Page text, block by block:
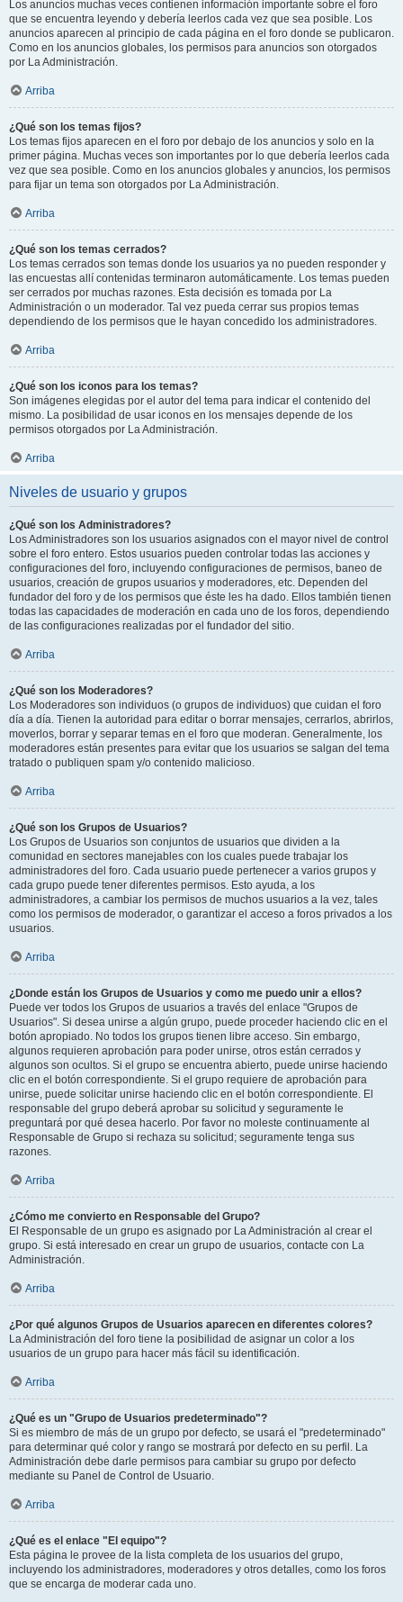
Los anuncios muchas veces contienen información importante sobre el foro
que se encuentra leyendo y debería leerlos cada vez que sea posible. Los
anuncios aparecen al principio de cada página en el foro donde se publicaron.
Como en los anuncios globales, los permisos para anuncios son otorgados
por La Administración.
Arriba
¿Qué son los temas fijos?
Los temas fijos aparecen en el foro por debajo de los anuncios y solo en la
primer página. Muchas veces son importantes por lo que debería leerlos cada
vez que sea posible. Como en los anuncios globales y anuncios, los permisos
para fijar un tema son otorgados por La Administración.
Arriba
¿Qué son los temas cerrados?
Los temas cerrados son temas donde los usuarios ya no pueden responder y
las encuestas allí contenidas terminaron automáticamente. Los temas pueden
ser cerrados por muchas razones. Esta decisión es tomada por La
Administración o un moderador. Tal vez pueda cerrar sus propios temas
dependiendo de los permisos que le hayan concedido los administradores.
Arriba
¿Qué son los iconos para los temas?
Son imágenes elegidas por el autor del tema para indicar el contenido del
mismo. La posibilidad de usar iconos en los mensajes depende de los
permisos otorgados por La Administración.
Arriba
Niveles de usuario y grupos
¿Qué son los Administradores?
Los Administradores son los usuarios asignados con el mayor nivel de control
sobre el foro entero. Estos usuarios pueden controlar todas las acciones y
configuraciones del foro, incluyendo configuraciones de permisos, baneo de
usuarios, creación de grupos usuarios y moderadores, etc. Dependen del
fundador del foro y de los permisos que éste les ha dado. Ellos también tienen
todas las capacidades de moderación en cada uno de los foros, dependiendo
de las configuraciones realizadas por el fundador del sitio.
Arriba
¿Qué son los Moderadores?
Los Moderadores son individuos (o grupos de individuos) que cuidan el foro
día a día. Tienen la autoridad para editar o borrar mensajes, cerrarlos, abrirlos,
moverlos, borrar y separar temas en el foro que moderan. Generalmente, los
moderadores están presentes para evitar que los usuarios se salgan del tema
tratado o publiquen spam y/o contenido malicioso.
Arriba
¿Qué son los Grupos de Usuarios?
Los Grupos de Usuarios son conjuntos de usuarios que dividen a la
comunidad en sectores manejables con los cuales puede trabajar los
administradores del foro. Cada usuario puede pertenecer a varios grupos y
cada grupo puede tener diferentes permisos. Esto ayuda, a los
administradores, a cambiar los permisos de muchos usuarios a la vez, tales
como los permisos de moderador, o garantizar el acceso a foros privados a los
usuarios.
Arriba
¿Donde están los Grupos de Usuarios y como me puedo unir a ellos?
Puede ver todos los Grupos de usuarios a través del enlace "Grupos de
Usuarios". Si desea unirse a algún grupo, puede proceder haciendo clic en el
botón apropiado. No todos los grupos tienen libre acceso. Sin embargo,
algunos requieren aprobación para poder unirse, otros están cerrados y
algunos son ocultos. Si el grupo se encuentra abierto, puede unirse haciendo
clic en el botón correspondiente. Si el grupo requiere de aprobación para
unirse, puede solicitar unirse haciendo clic en el botón correspondiente. El
responsable del grupo deberá aprobar su solicitud y seguramente le
preguntará por qué desea hacerlo. Por favor no moleste continuamente al
Responsable de Grupo si rechaza su solicitud; seguramente tenga sus
razones.
Arriba
¿Cómo me convierto en Responsable del Grupo?
El Responsable de un grupo es asignado por La Administración al crear el
grupo. Si está interesado en crear un grupo de usuarios, contacte con La
Administración.
Arriba
¿Por qué algunos Grupos de Usuarios aparecen en diferentes colores?
La Administración del foro tiene la posibilidad de asignar un color a los
usuarios de un grupo para hacer más fácil su identificación.
Arriba
¿Qué es un "Grupo de Usuarios predeterminado"?
Si es miembro de más de un grupo por defecto, se usará el "predeterminado"
para determinar qué color y rango se mostrará por defecto en su perfil. La
Administración debe darle permisos para cambiar su grupo por defecto
mediante su Panel de Control de Usuario.
Arriba
¿Qué es el enlace "El equipo"?
Esta página le provee de la lista completa de los usuarios del grupo,
incluyendo los administradores, moderadores y otros detalles, como los foros
que se encarga de moderar cada uno.